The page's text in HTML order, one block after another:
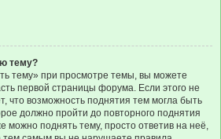
тему?
тему» при просмотре темы, вы можете
первой страницы форума. Если этого не
что возможность поднятия тем могла быть
должно пройти до повторного поднятия
поднять тему, просто ответив на неё,